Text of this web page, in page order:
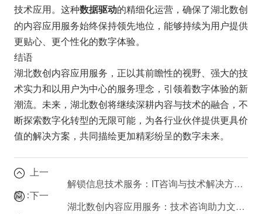
技术应用。这种数据驱动的精细化运营，确保了湖北数创
的内容应用服务始终保持领先地位，能够持续为用户提供
更贴心、更个性化的数字体验。
结语
湖北数创内容应用服务，正以其前瞻性的视野、强大的技
术实力和以用户为中心的服务理念，引领着数字体验的新
潮流。未来，湖北数创将继续深耕内容与技术的融合，不
断探索数字化转型的无限可能，为各行业伙伴提供更具价
值的解决方案，共同描绘更加精彩纷呈的数字未来。
上一
篇：
解锁信息技术服务：IT咨询与技术解决方案全攻略
下一
湖北数创内容应用服务：技术咨询助力文化产业升级